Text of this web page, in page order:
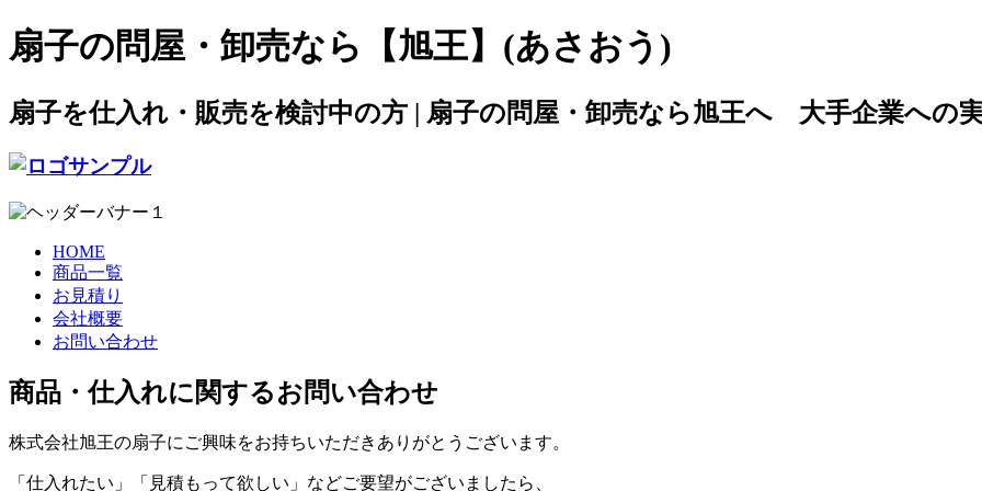
扇子の問屋・卸売なら【旭王】(あさおう)
扇子を仕入れ・販売を検討中の方 | 扇子の問屋・卸売なら旭王へ 大手企業への
HOME
商品一覧
お見積り
会社概要
お問い合わせ
商品・仕入れに関するお問い合わせ
株式会社旭王の扇子にご興味をお持ちいただきありがとうございます。
「仕入れたい」「見積もって欲しい」などご要望がございましたら、